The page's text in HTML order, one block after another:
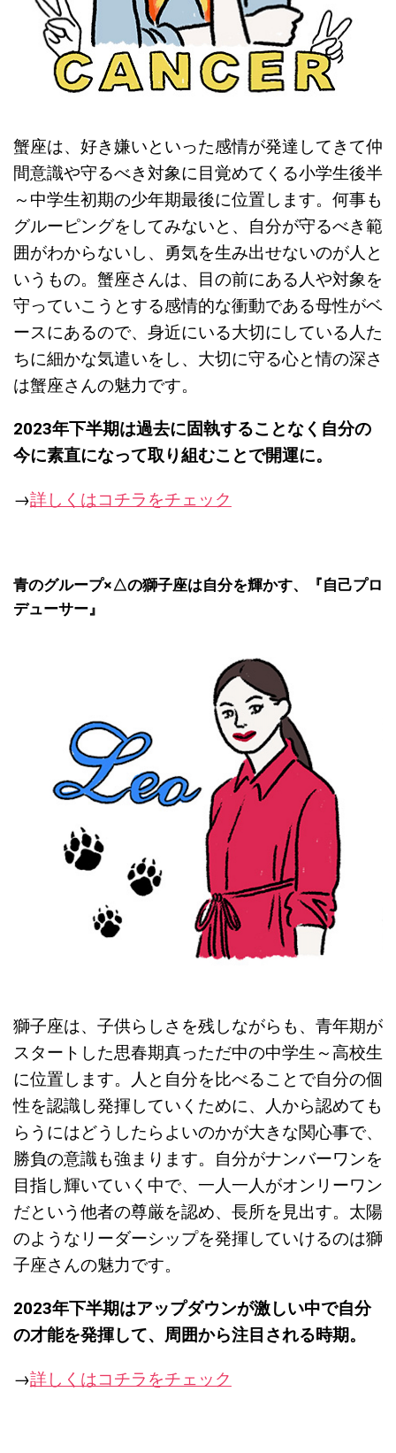
蟹座は、好き嫌いといった感情が発達してきて仲
間意識や守るべき対象に目覚めてくる小学生後半
～中学生初期の少年期最後に位置します。何事も
グルーピングをしてみないと、自分が守るべき範
囲がわからないし、勇気を生み出せないのが人と
いうもの。蟹座さんは、目の前にある人や対象を
守っていこうとする感情的な衝動である母性がベ
ースにあるので、身近にいる大切にしている人た
ちに細かな気遣いをし、大切に守る心と情の深さ
は蟹座さんの魅力です。
2023年下半期は過去に固執することなく自分の
今に素直になって取り組むことで開運に。
→詳しくはコチラをチェック
青のグループ×△の獅子座は自分を輝かす、『自己プロ
デューサー』
獅子座は、子供らしさを残しながらも、青年期が
スタートした思春期真っただ中の中学生～高校生
に位置します。人と自分を比べることで自分の個
性を認識し発揮していくために、人から認めても
らうにはどうしたらよいのかが大きな関心事で、
勝負の意識も強まります。自分がナンバーワンを
目指し輝いていく中で、一人一人がオンリーワン
だという他者の尊厳を認め、長所を見出す。太陽
のようなリーダーシップを発揮していけるのは獅
子座さんの魅力です。
2023年下半期はアップダウンが激しい中で自分
の才能を発揮して、周囲から注目される時期。
→詳しくはコチラをチェック